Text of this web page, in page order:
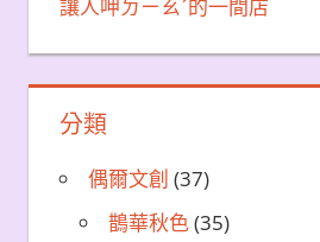
讓人呷ㄉㄧㄠˊ的一間店
分類
偶爾文創 (37)
鵲華秋色(35)